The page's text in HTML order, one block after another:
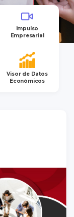
Impulso
Empresarial
Visor de Datos
Económicos